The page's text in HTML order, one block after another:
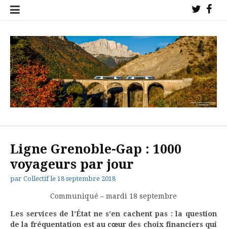
Aller
Twitter
!
!
trains sur nos lignes !
Ligne Grenoble-Gap : 1000
voyageurs par jour
par Collectif le 18 septembre 2018
Communiqué – mardi 18 septembre
Les services de l’État ne s’en cachent pas : la question
de la fréquentation est au cœur des choix financiers qui